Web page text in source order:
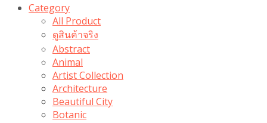
Category
All Product
ดูสินค้าจริง
Abstract
Animal
Artist Collection
Architecture
Beautiful City
Botanic